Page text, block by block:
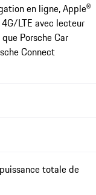
en ligne, Apple®
LTE avec lecteur
Porsche Car
Connect
totale de